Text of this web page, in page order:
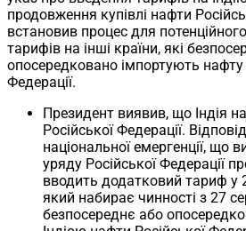
продовження купівлі нафти
встановив процес для
тарифів на інші країни, які
опосередковано імпортують нафту
Федерації.
Президент виявив, що Індія
Російської Федерації.
національної емергенції, що
уряду Російської Федерації
вводить додатковий тариф у
який набирає чинності з 27
безпосереднє або